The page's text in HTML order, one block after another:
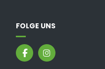
FOLGE UNS